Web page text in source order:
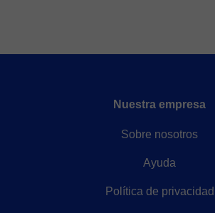
Nuestra empresa
Sobre nosotros
Ayuda
Política de privacidad